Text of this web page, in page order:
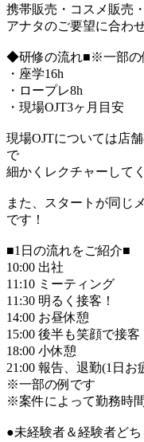
携帯販売・コスメ販売
アナタのご要望に合わ
◆研修の流れ■※一部の
・座学16h
・ロープレ8h
・現場OJT3ヶ月目安
現場OJTについては店
で
細かくレクチャーして
また、スタートが同じ
です！
■1日の流れをご紹介■
10:00 出社
11:10 ミーティング
11:30 明るく接客！
14:00 お昼休憩
15:00 後半も笑顔で接
18:00 小休憩
21:00 報告、退勤(1日お
※一部の例です
※案件によって勤務時
●未経験者＆経験者どち